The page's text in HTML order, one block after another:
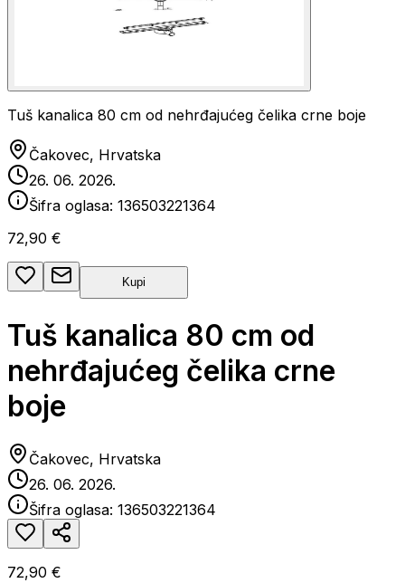
Tuš kanalica 80 cm od nehrđajućeg čelika crne boje
Čakovec, Hrvatska
26. 06. 2026.
Šifra oglasa: 136503221364
72,90 €
Kupi
Tuš kanalica 80 cm od
nehrđajućeg čelika crne
boje
Čakovec, Hrvatska
26. 06. 2026.
Šifra oglasa: 136503221364
72,90 €